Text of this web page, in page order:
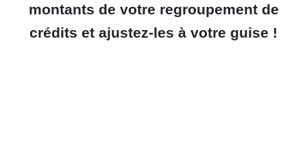
montants de votre regroupement de
crédits et ajustez-les à votre guise !